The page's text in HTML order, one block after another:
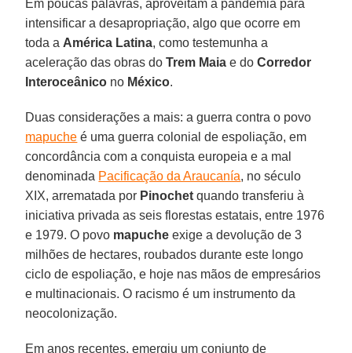
Em poucas palavras, aproveitam a pandemia para
intensificar a desapropriação, algo que ocorre em
toda a América Latina, como testemunha a
aceleração das obras doTrem Maia e doCorredor
Interoceânico no México.
Duas considerações a mais: a guerra contra o povo
mapuche é uma guerra colonial de espoliação, em
concordância com a conquista europeia e a mal
denominada Pacificação da Araucanía, no século
XIX, arrematada por Pinochet quando transferiu à
iniciativa privada as seis florestas estatais, entre 1976
e 1979. O povo mapuche exige a devolução de 3
milhões de hectares, roubados durante este longo
ciclo de espoliação, e hoje nas mãos de empresários
e multinacionais. O racismo é um instrumento da
neocolonização.
Em anos recentes, emergiu um conjunto de